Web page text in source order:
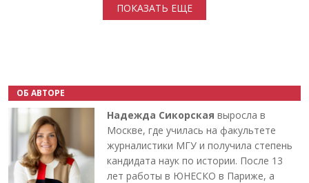
ПОКАЗАТЬ ЕЩЕ
ОБ АВТОРЕ
Надежда Сикорская выросла в
Москве, где училась на факультете
журналистики МГУ и получила степень
кандидата наук по истории. После 13
лет работы в ЮНЕСКО в Париже, а